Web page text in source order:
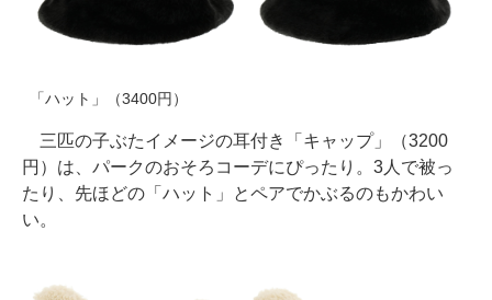
「ハット」（3400円）
三匹の子ぶたイメージの耳付き「キャップ」（3200
円）は、パークのおそろコーデにぴったり。3人で被っ
たり、先ほどの「ハット」とペアでかぶるのもかわい
い。